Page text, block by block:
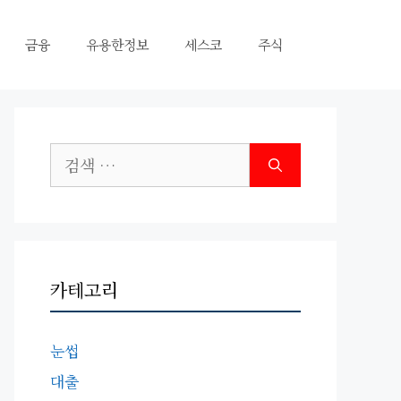
금융 유용한정보 세스코 주식
색:
카테고리
눈썹
대출